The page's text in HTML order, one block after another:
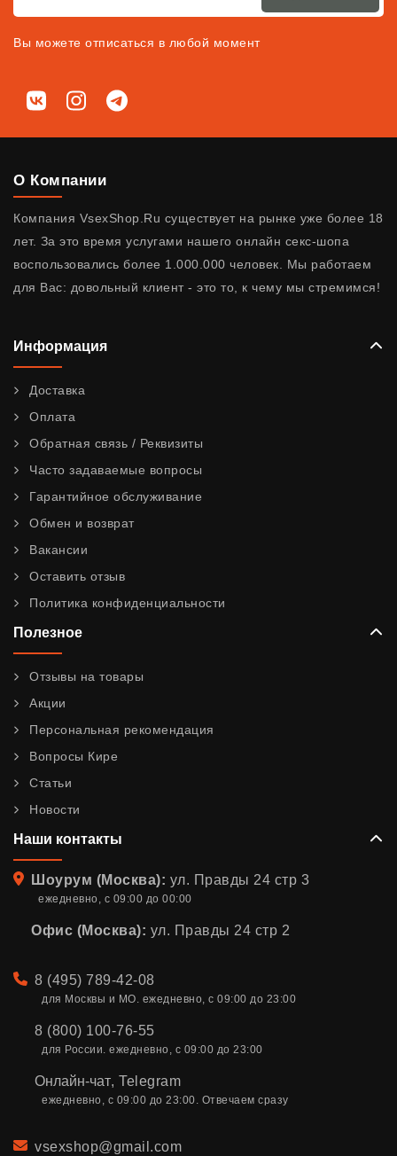
Вы можете отписаться в любой момент
Мы в соц. сетях
ВКонтактеInstagramTelegram
О Компании
Компания VsexShop.Ru существует на рынке уже более 18
лет. За это время услугами нашего онлайн секс-шопа
воспользовались более 1.000.000 человек. Мы работаем
для Вас: довольный клиент - это то, к чему мы стремимся!
Информация
Доставка
Оплата
Обратная связь / Реквизиты
Часто задаваемые вопросы
Гарантийное обслуживание
Обмен и возврат
Вакансии
Оставить отзыв
Политика конфиденциальности
Полезное
Отзывы на товары
Акции
Персональная рекомендация
Вопросы Кире
Статьи
Новости
Наши контакты
Адрес
Шоурум (Москва): ул. Правды 24 стр 3
ежедневно, с 09:00 до 00:00
Офис (Москва): ул. Правды 24 стр 2
Телефон
8 (495) 789-42-08
для Москвы и МО. ежедневно, с 09:00 до 23:00
8 (800) 100-76-55
для России. ежедневно, с 09:00 до 23:00
Онлайн-чат, Telegram
ежедневно, с 09:00 до 23:00. Отвечаем сразу
Email
vsexshop@gmail.com